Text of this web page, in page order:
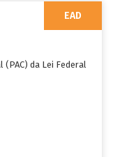
EAD
da Lei Federal